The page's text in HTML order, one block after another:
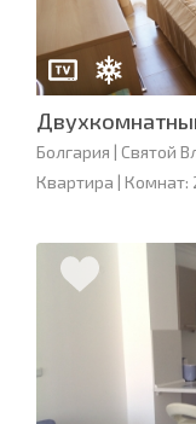
Болгария | Святой
Квартира | Комнат: